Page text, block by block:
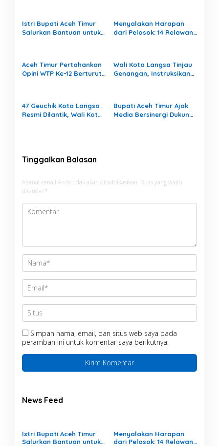
Istri Bupati Aceh Timur
Salurkan Bantuan untuk
Menyalakan Harapan
dari Pelosok: 14 Relawan
Aceh Timur Pertahankan
Opini WTP Ke-12 Berturut-
Wali Kota Langsa Tinjau
Genangan, Instruksikan
47 Geuchik Kota Langsa
Resmi Dilantik, Wali Kota
Bupati Aceh Timur Ajak
Media Bersinergi Dukung
Tinggalkan Balasan
Alamat email Anda tidak akan dipublikasikan. Ruas yang wajib
ditandai *
Simpan nama, email, dan situs web saya pada
peramban ini untuk komentar saya berikutnya.
News Feed
Istri Bupati Aceh Timur
Salurkan Bantuan untuk
Menyalakan Harapan
dari Pelosok: 14 Relawan